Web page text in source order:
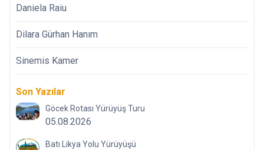
Daniela Raiu
Dilara Gürhan Hanım
Sinemis Kamer
Son Yazılar
Göcek Rotası Yürüyüş Turu
05.08.2026
Batı Likya Yolu Yürüyüşü